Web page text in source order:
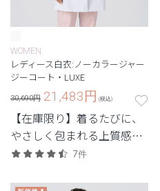
WOMEN
レディース白衣:ノーカラージャー
ジーコート・LUXE
30,690円 21,483円 (税込)
【在庫限り】着るたびに、
やさしく包まれる上質感。
ストレッチ性で快適な定番
ス)」。
7件